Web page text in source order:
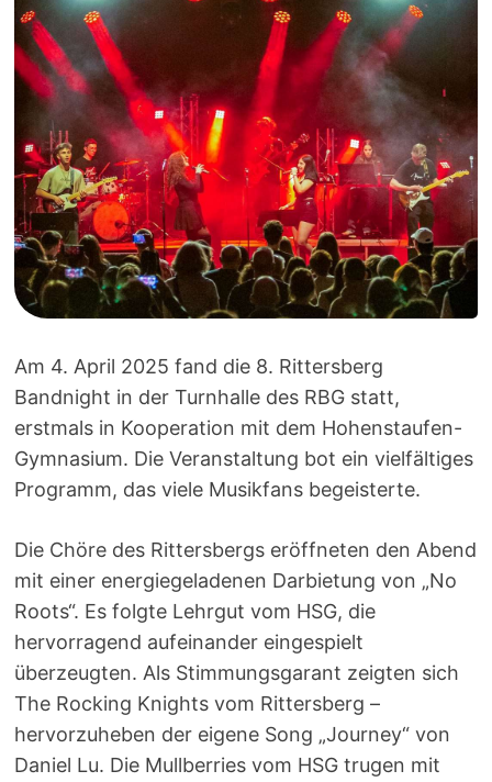
Am 4. April 2025 fand die 8. Rittersberg
Bandnight in der Turnhalle des RBG statt,
erstmals in Kooperation mit dem Hohenstaufen-
Gymnasium. Die Veranstaltung bot ein vielfältiges
Programm, das viele Musikfans begeisterte.
Die Chöre des Rittersbergs eröffneten den Abend
mit einer energiegeladenen Darbietung von „No
Roots“. Es folgte Lehrgut vom HSG, die
hervorragend aufeinander eingespielt
überzeugten. Als Stimmungsgarant zeigten sich
The Rocking Knights vom Rittersberg –
hervorzuheben der eigene Song „Journey“ von
Daniel Lu. Die Mullberries vom HSG trugen mit